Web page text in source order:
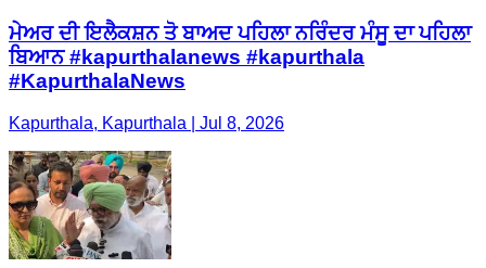
ਮੇਅਰ ਦੀ ਇਲੈਕਸ਼ਨ ਤੋ ਬਾਅਦ ਪਹਿਲਾ ਨਰਿੰਦਰ ਮੰਸੂ ਦਾ ਪਹਿਲਾ
ਬਿਆਨ #kapurthalanews #kapurthala
#KapurthalaNews
Kapurthala, Kapurthala | Jul 8, 2026